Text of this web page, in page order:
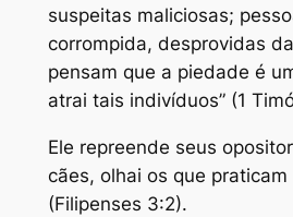
suspeitas maliciosas;
corrompida, desprovidas
pensam que a piedade é
atrai tais indivíduos” (1
Ele repreende seus
cães, olhai os que praticam
(Filipenses 3:2).